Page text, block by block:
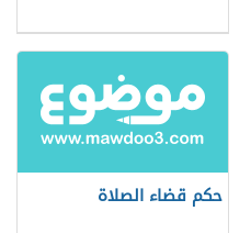
حكم قضاء الصلاة